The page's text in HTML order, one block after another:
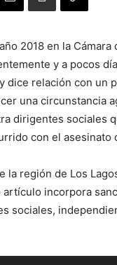
2018 en la
y a pocos
dice relación con un
una circunstancia
dirigentes sociales
con el
la región de Los
incorpora
sociales,